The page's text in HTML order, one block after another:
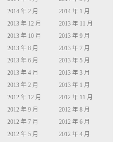
2014 年 2 月
2014 年 1 月
2013 年 12 月
2013 年 11 月
2013 年 10 月
2013 年 9 月
2013 年 8 月
2013 年 7 月
2013 年 6 月
2013 年 5 月
2013 年 4 月
2013 年 3 月
2013 年 2 月
2013 年 1 月
2012 年 12 月
2012 年 11 月
2012 年 9 月
2012 年 8 月
2012 年 7 月
2012 年 6 月
2012 年 5 月
2012 年 4 月